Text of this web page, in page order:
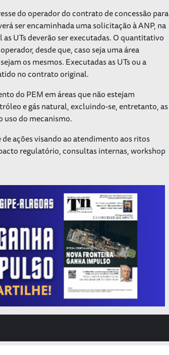
do operador do contrato de concessão para
ser encaminhada uma solicitação à ANP, na
UTs deverão ser executadas. O quantitativo
desde que, caso seja uma área
os mesmos. Executadas as UTs ou a
no contrato original.
do PEM em áreas que não estejam
e gás natural, excluindo-se, entretanto, as
uso do mecanismo.
ações visando ao atendimento aos ritos
regulatório, consultas internas, workshop